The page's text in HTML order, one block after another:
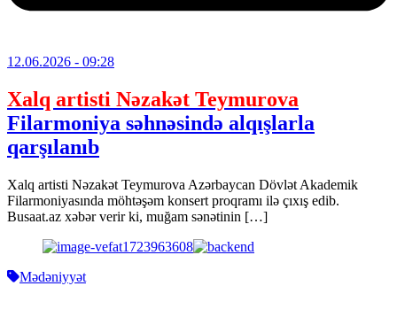
12.06.2026 - 09:28
Xalq artisti Nəzakət Teymurova
Filarmoniya səhnəsində alqışlarla
qarşılanıb
Xalq artisti Nəzakət Teymurova Azərbaycan Dövlət Akademik
Filarmoniyasında möhtəşəm konsert proqramı ilə çıxış edib.
Busaat.az xəbər verir ki, muğam sənətinin […]
Mədəniyyət